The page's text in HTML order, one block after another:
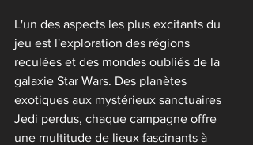
L'un des aspects les plus excitants du
jeu est l'exploration des régions
reculées et des mondes oubliés de la
galaxie Star Wars. Des planètes
exotiques aux mystérieux sanctuaires
Jedi perdus, chaque campagne offre
une multitude de lieux fascinants à